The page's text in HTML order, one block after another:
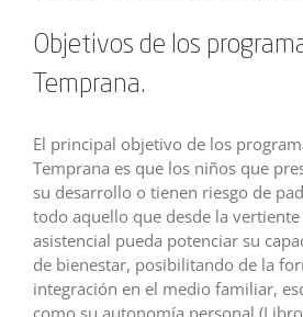
Objetivos de los
Temprana.
El principal objetivo de los
Temprana es que los niños que
su desarrollo o tienen riesgo de
todo aquello que desde la
asistencial pueda potenciar su
de bienestar, posibilitando de la
integración en el medio familiar,
como su autonomía personal